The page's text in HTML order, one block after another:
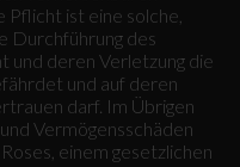
ist eine solche,
Durchführung des
und deren Verletzung die
und auf deren
darf. Im Übrigen
Vermögensschäden
einem gesetzlichen